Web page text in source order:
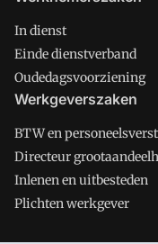
In dienst
Einde dienstverband
Oudedagsvoorziening
Werkgeverszaken
BTW en
Directeur
Inlenen en uitbesteden
Plichten werkgever